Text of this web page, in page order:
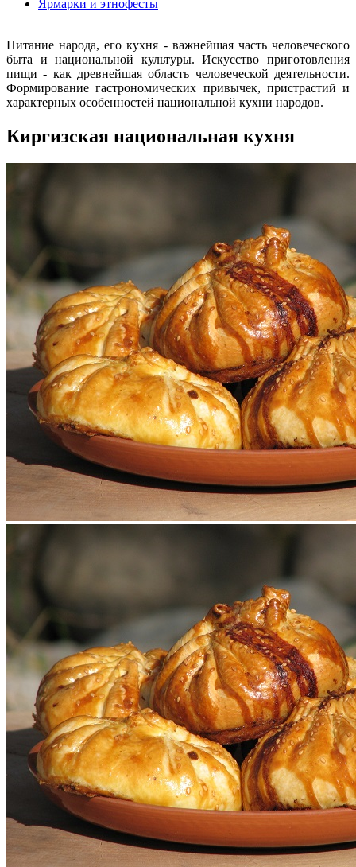
Ярмарки и этнофесты
Питание народа, его кухня - важнейшая часть человеческого
быта и национальной культуры. Искусство приготовления
пищи - как древнейшая область человеческой деятельности.
Формирование гастрономических привычек, пристрастий и
характерных особенностей национальной кухни народов.
Киргизская национальная кухня